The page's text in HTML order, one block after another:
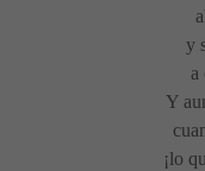
y
a
Y
¡lo